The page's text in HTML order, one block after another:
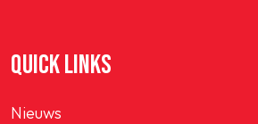
QUICK LINKS
Nieuws